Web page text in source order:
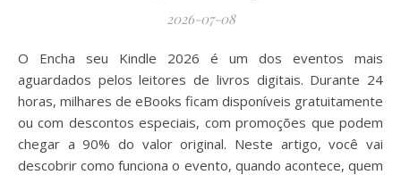
2026-07-08
O Encha seu Kindle 2026 é um dos eventos mais
aguardados pelos leitores de livros digitais. Durante 24
horas, milhares de eBooks ficam disponíveis gratuitamente
ou com descontos especiais, com promoções que podem
chegar a 90% do valor original. Neste artigo, você vai
descobrir como funciona o evento, quando acontece, quem